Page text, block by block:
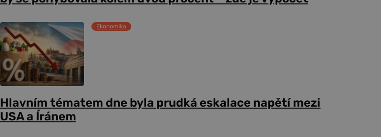
Ekonomika
Hlavním tématem dne byla prudká eskalace napětí mezi
USA a Íránem